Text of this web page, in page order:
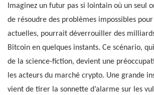
Imaginez un futur pas si lointain où un seul
de résoudre des problèmes impossibles
actuelles, pourrait déverrouiller des
Bitcoin en quelques instants. Ce scénario,
de la science-fiction, devient une
les acteurs du marché crypto. Une grande
vient de tirer la sonnette d’alarme sur les